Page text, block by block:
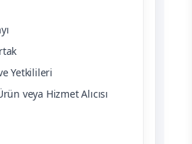
Yetkilileri
veya Hizmet Alıcısı